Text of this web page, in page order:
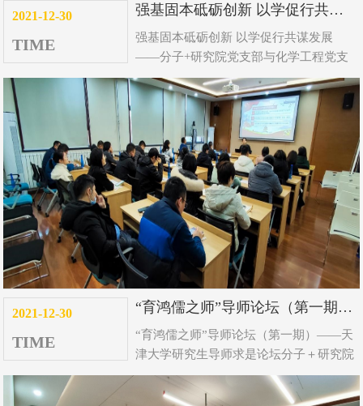
2021-12-30
TIME
强基固本砥砺创新 以学促行共谋发展 ——分子+研究院党支部与化学工程党支部举行共建活动
强基固本砥砺创新 以学促行共谋发展
——分子+研究院党支部与化学工程党支
部举行共建活动...
2021-12-30
TIME
“育鸿儒之师”导师论坛（第一期）——天津大学研究生导师求是论坛分子＋研究院分论坛顺利举办
“育鸿儒之师”导师论坛（第一期）——天
津大学研究生导师求是论坛分子＋研究院
分论坛顺利举办...